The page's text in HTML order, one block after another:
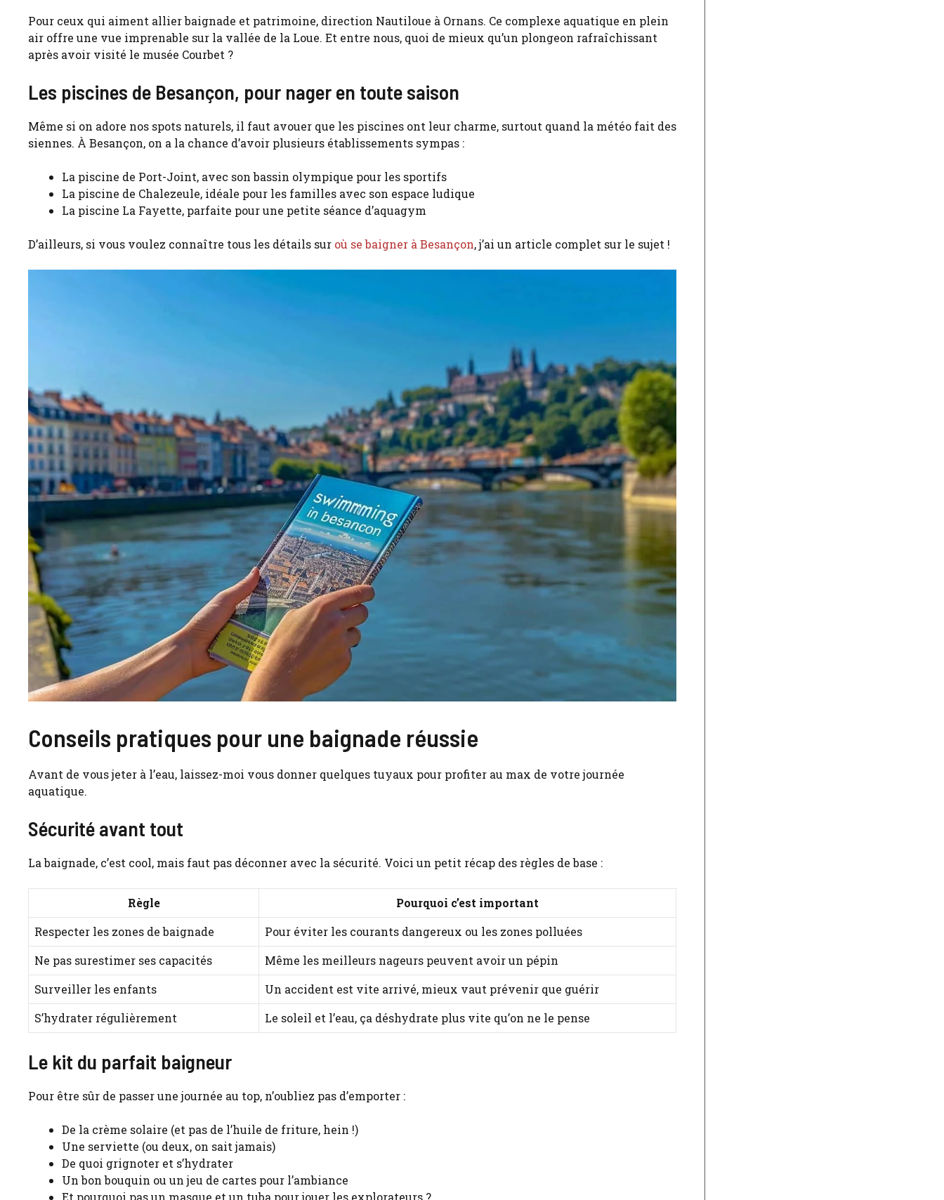
Pour ceux qui aiment allier baignade et patrimoine, direction Nautiloue à Ornans. Ce complexe aquatique en plein
air offre une vue imprenable sur la vallée de la Loue. Et entre nous, quoi de mieux qu’un plongeon rafraîchissant
après avoir visité le musée Courbet ?
Les piscines de Besançon, pour nager en toute saison
Même si on adore nos spots naturels, il faut avouer que les piscines ont leur charme, surtout quand la météo fait des
siennes. À Besançon, on a la chance d’avoir plusieurs établissements sympas :
La piscine de Port-Joint, avec son bassin olympique pour les sportifs
La piscine de Chalezeule, idéale pour les familles avec son espace ludique
La piscine La Fayette, parfaite pour une petite séance d’aquagym
D’ailleurs, si vous voulez connaître tous les détails sur où se baigner à Besançon, j’ai un article complet sur le sujet !
Conseils pratiques pour une baignade réussie
Avant de vous jeter à l’eau, laissez-moi vous donner quelques tuyaux pour profiter au max de votre journée
aquatique.
Sécurité avant tout
La baignade, c’est cool, mais faut pas déconner avec la sécurité. Voici un petit récap des règles de base :
Règle
Pourquoi c’est important
Respecter les zones de baignade
Pour éviter les courants dangereux ou les zones polluées
Ne pas surestimer ses capacités
Même les meilleurs nageurs peuvent avoir un pépin
Surveiller les enfants
Un accident est vite arrivé, mieux vaut prévenir que guérir
S’hydrater régulièrement
Le soleil et l’eau, ça déshydrate plus vite qu’on ne le pense
Le kit du parfait baigneur
Pour être sûr de passer une journée au top, n’oubliez pas d’emporter :
De la crème solaire (et pas de l’huile de friture, hein !)
Une serviette (ou deux, on sait jamais)
De quoi grignoter et s’hydrater
Un bon bouquin ou un jeu de cartes pour l’ambiance